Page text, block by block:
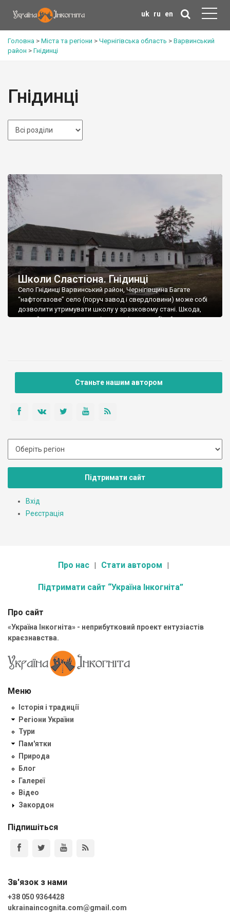
uk ru en
Головна > Міста та регіони > Чернігівська область > Варвинський
район > Гнідинці
Гнідинці
Школи Сластіона. Гнідинці
Село Гнідинці Варвинський район, Чернігівщина Багате
“нафтогазове” село (поруч завод і свердловини) може собі
дозволити утримувати школу у зразковому стані. Шкода,
звичайно, старих гарних вікон, замінених на білий пластик
Станьте нашим автором
Підтримати сайт
Вхід
Реєстрація
Про нас Стати автором
Підтримати сайт “Україна Інкогніта”
Про сайт
«Україна Інкогніта» - неприбутковий проект ентузіастів
краєзнавства.
Меню
Історія і традиції
Регіони України
Тури
Пам'ятки
Природа
Блог
Галереї
Відео
Закордон
Підпишіться
Зв'язок з нами
+38 050 9364428
ukrainaincognita.com@gmail.com